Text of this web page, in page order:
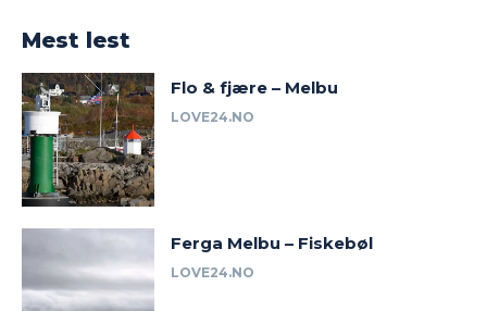
Mest lest
Flo & fjære – Melbu
LOVE24.NO
Ferga Melbu – Fiskebøl
LOVE24.NO